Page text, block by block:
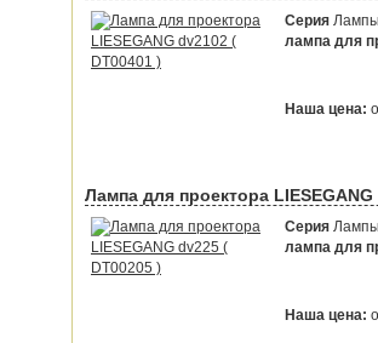
Серия
лампа для
Наша цена:
Лампа для проектора
Серия
лампа для
Наша цена: